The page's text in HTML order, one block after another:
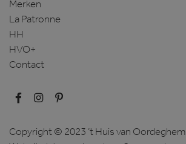
Merken
La Patronne
HH
HVO+
Contact
Copyright © 2023 ’t Huis van Oordeghem